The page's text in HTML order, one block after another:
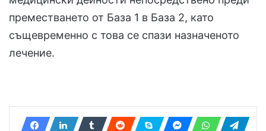
преместването от База 1 в База 2, като
същевременно с това се спази назначеното
лечение.